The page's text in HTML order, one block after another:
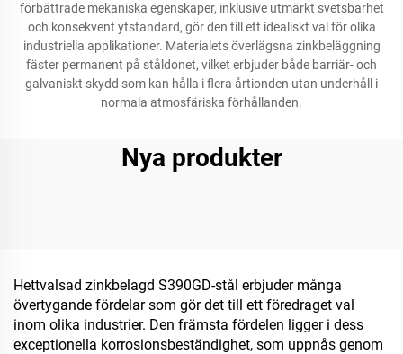
förbättrade mekaniska egenskaper, inklusive utmärkt svetsbarhet
och konsekvent ytstandard, gör den till ett idealiskt val för olika
industriella applikationer. Materialets överlägsna zinkbeläggning
fäster permanent på ståldonet, vilket erbjuder både barriär- och
galvaniskt skydd som kan hålla i flera årtionden utan underhåll i
normala atmosfäriska förhållanden.
Nya produkter
Hettvalsad zinkbelagd S390GD-stål erbjuder många
övertygande fördelar som gör det till ett föredraget val
inom olika industrier. Den främsta fördelen ligger i dess
exceptionella korrosionsbeständighet, som uppnås genom